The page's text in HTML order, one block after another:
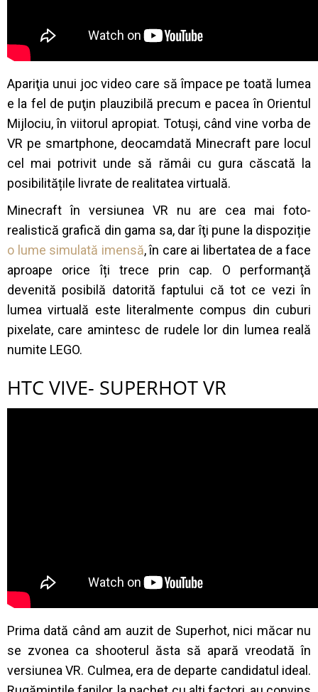
Apariţia unui joc video care să împace pe toată lumea
e la fel de puţin plauzibilă precum e pacea în Orientul
Mijlociu, în viitorul apropiat. Totuși, când vine vorba de
VR pe smartphone, deocamdată Minecraft pare locul
cel mai potrivit unde să rămâi cu gura căscată la
posibilitățile livrate de realitatea virtuală.
Minecraft în versiunea VR nu are cea mai foto-
realistică grafică din gama sa, dar îţi pune la dispoziție
o lume simulată imensă, în care ai libertatea de a face
aproape orice îți trece prin cap. O performanţă
devenită posibilă datorită faptului că tot ce vezi în
lumea virtuală este literalmente compus din cuburi
pixelate, care amintesc de rudele lor din lumea reală
numite LEGO.
HTC VIVE- SUPERHOT VR
Prima dată când am auzit de Superhot, nici măcar nu
se zvonea ca shooterul ăsta să apară vreodată în
versiunea VR. Culmea, era de departe candidatul ideal.